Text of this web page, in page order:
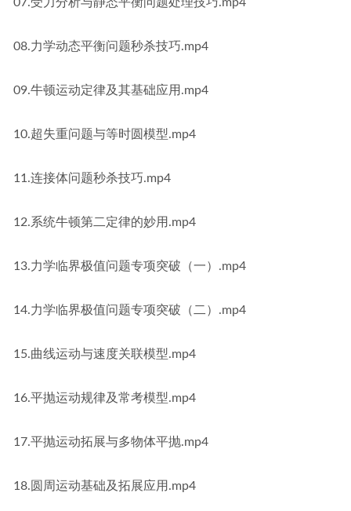
08.力学动态平衡问题秒杀技巧.mp4
09.牛顿运动定律及其基础应用.mp4
10.超失重问题与等时圆模型.mp4
11.连接体问题秒杀技巧.mp4
12.系统牛顿第二定律的妙用.mp4
13.力学临界极值问题专项突破（一）.mp4
14.力学临界极值问题专项突破（二）.mp4
15.曲线运动与速度关联模型.mp4
16.平抛运动规律及常考模型.mp4
17.平抛运动拓展与多物体平抛.mp4
18.圆周运动基础及拓展应用.mp4